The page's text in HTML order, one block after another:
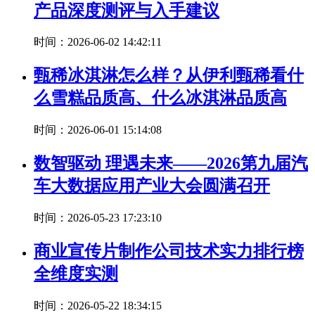
产品深度测评与入手建议
时间：2026-06-02 14:42:11
甄稀冰淇淋怎么样？从伊利甄稀看什
么雪糕品质高、什么冰淇淋品质高
时间：2026-06-01 15:14:08
数智驱动 理遇未来——2026第九届汽
车大数据应用产业大会圆满召开
时间：2026-05-23 17:23:10
商业宣传片制作公司技术实力排行榜
全维度实测
时间：2026-05-22 18:34:15